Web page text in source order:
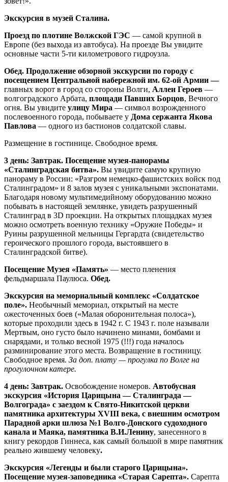
Экскурсия в музей Сталина.
Проезд по плотине Волжской ГЭС — самой крупной в
Европе (без выхода из автобуса). На проезде Вы увидите
основные части 5-ти километрового гидроузла.
Обед. Продолжение обзорной экскурсии по городу с
посещением Центральной набережной им. 62-ой Армии —
главных ворот в город со стороны Волги, Аллеи Героев —
волгоградского Арбата, площади Павших Борцов, Вечного
огня. Вы увидите улицу Мира — символ возрожденного
послевоенного города, побываете у Дома сержанта Якова
Павлова — одного из бастионов солдатской славы.
Размещение в гостинице. Свободное время.
3 день: Завтрак. Посещение музея-панорамы
«Сталинградская битва». Вы увидите самую крупную
панораму в России: «Разгром немецко-фашистских войск под
Сталинградом» и 8 залов музея с уникальными экспонатами.
Благодаря новому мультимедийному оборудованию можно
побывать в настоящей землянке, увидеть разрушенный
Сталинград в 3D проекции. На открытых площадках музея
можно осмотреть военную технику «Оружие Победы» и
Руины разрушенной мельницы Гергардта (свидетельство
героического прошлого города, выстоявшего в
Сталинградской битве).
Посещение Музея «Память» — место пленения
фельдмаршала Паулюса. Обед.
Экскурсия на мемориальный комплекс «Солдатское
поле». Необычный мемориал, открытый на месте
ожесточенных боев («Малая оборонительная полоса»),
которые проходили здесь в 1942 г. С 1943 г. поле называли
Мертвым, оно густо было начинено минами, бомбами и
снарядами, и только весной 1975 (!!!) года началось
разминирование этого места. Возвращение в гостиницу.
Свободное время. За доп. плату — прогулка по Волге на
прогулочном катере.
4 день: Завтрак. Освобождение номеров. Автобусная
экскурсия «История Царицына — Сталинграда —
Волгограда» с заездом к Свято-Никитской церкви
памятника архитектуры XVIII века, с внешним осмотром
Парадной арки шлюза №1 Волго-Донского судоходного
канала и Маяка, памятника В.И.Ленину, занесенного в
книгу рекордов Гиннеса, как самый большой в мире памятник
реально жившему человеку.
Экскурсия «Легенды и были старого Царицына».
Посещение музея-заповедника «Старая Сарепта». Сарепта